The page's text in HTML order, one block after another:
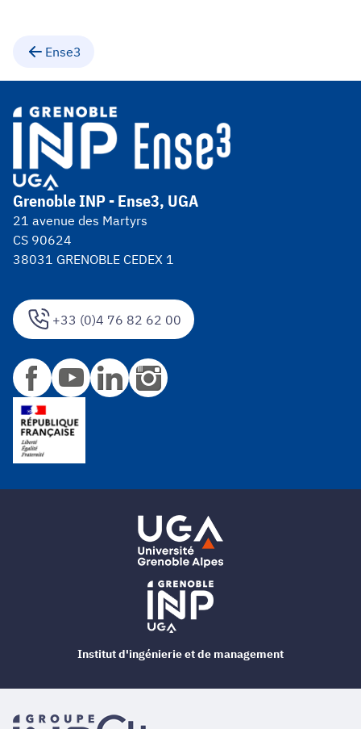
Ense3
+33 (0)4 76 82 62 00
Grenoble INP - Ense3, UGA
21 avenue des Martyrs
CS 90624
38031 GRENOBLE CEDEX 1
Institut d'ingénierie et de management